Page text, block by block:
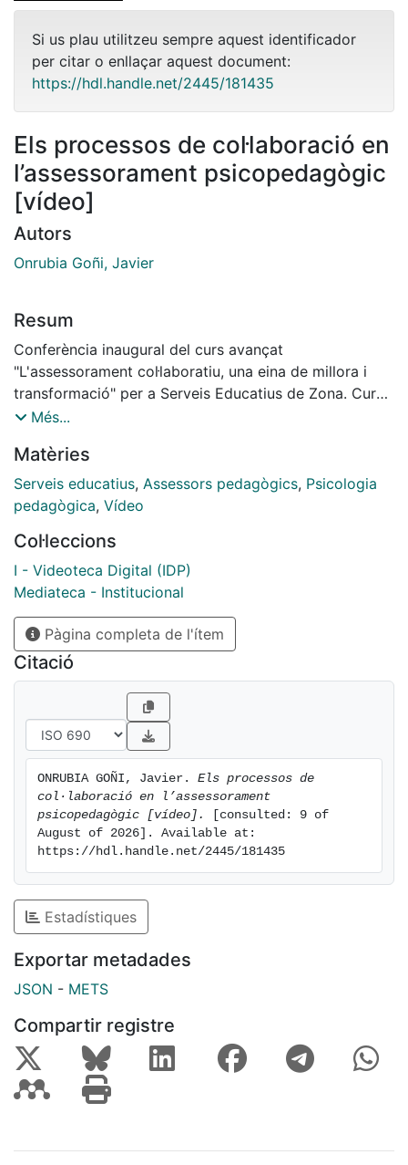
Si us plau utilitzeu sempre aquest identificador
per citar o enllaçar aquest document:
https://hdl.handle.net/2445/181435
Els processos de col·laboració en
l’assessorament psicopedagògic
[vídeo]
Autors
Onrubia Goñi, Javier
Resum
Conferència inaugural del curs avançat
"L'assessorament col·laboratiu, una eina de millora i
transformació" per a Serveis Educatius de Zona. Curs
2021-2022. Reprendre idees clau sobre els processos
les pràctiques docents.
Més...
Matèries
Serveis educatius, Assessors pedagògics, Psicologia
pedagògica, Vídeo
Col·leccions
I - Videoteca Digital (IDP)
Mediateca - Institucional
Pàgina completa de l'ítem
Citació
ONRUBIA GOÑI, Javier. Els processos de
col·laboració en l’assessorament
psicopedagògic [vídeo].
[consulted: 9 of
August of 2026]. Available at:
https://hdl.handle.net/2445/181435
Estadístiques
Exportar metadades
JSON - METS
Compartir registre